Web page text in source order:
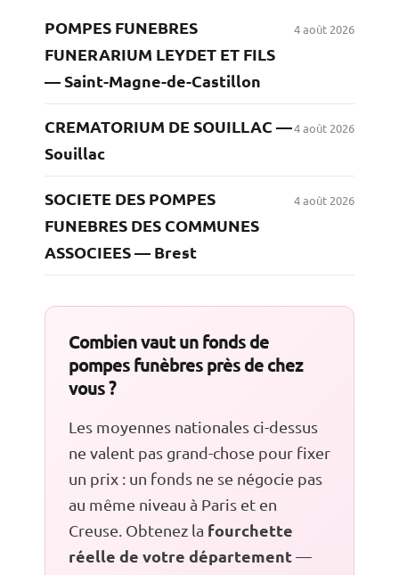
POMPES FUNEBRES
FUNERARIUM LEYDET ET FILS
— Saint-Magne-de-Castillon
4 août 2026
CREMATORIUM DE SOUILLAC —
Souillac
4 août 2026
SOCIETE DES POMPES
FUNEBRES DES COMMUNES
ASSOCIEES — Brest
4 août 2026
Combien vaut un fonds de
pompes funèbres près de chez
vous ?
Les moyennes nationales ci-dessus
ne valent pas grand-chose pour fixer
un prix : un fonds ne se négocie pas
au même niveau à Paris et en
Creuse. Obtenez la fourchette
réelle de votre département —